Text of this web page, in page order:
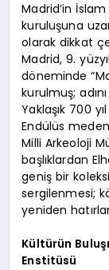
Madrid’in
kuruluşuna
olarak dikkat
Madrid, 9.
döneminde
kurulmuş;
Yaklaşık 700
Endülüs
Milli Arkeoloji
başlıklardan
geniş bir
sergilenmesi;
yeniden
Kültürün
Enstitüsü